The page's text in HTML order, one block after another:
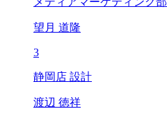
望月 道隆
3
静岡店 設計
渡辺 徳祥